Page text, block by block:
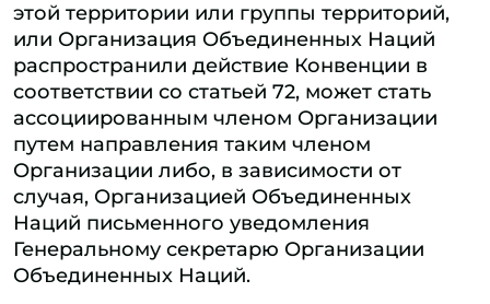
этой территории или группы территорий,
или Организация Объединенных Наций
распространили действие Конвенции в
соответствии со статьей 72, может стать
ассоциированным членом Организации
путем направления таким членом
Организации либо, в зависимости от
случая, Организацией Объединенных
Наций письменного уведомления
Генеральному секретарю Организации
Объединенных Наций.